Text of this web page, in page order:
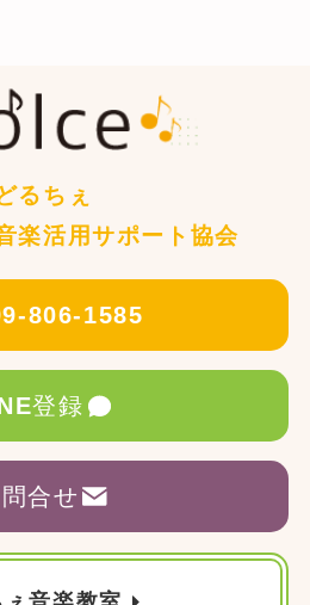
るちぇ
楽活用サポート協会
806-1585
登録
合せ